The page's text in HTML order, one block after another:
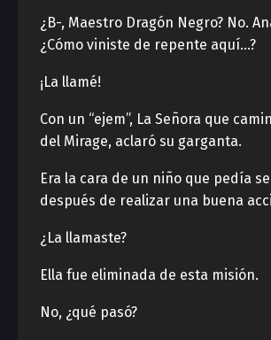
¿B-, Maestro Dragón Negro? No.
¿Cómo viniste de repente aquí…?
¡La llamé!
Con un “ejem”, La Señora que
del Mirage, aclaró su garganta.
Era la cara de un niño que pedía
después de realizar una buena
¿La llamaste?
Ella fue eliminada de esta misión.
No, ¿qué pasó?